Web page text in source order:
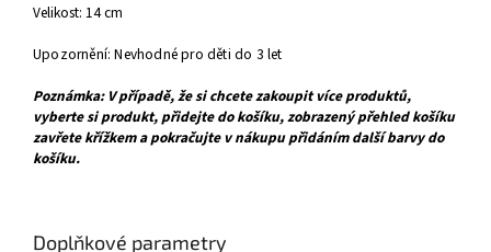
Velikost: 14cm
Upozornění: Nevhodné pro děti do 3 let
Poznámka: V případě, že si chcete zakoupit více produktů,
vyberte si produkt, přidejte do košíku, zobrazený přehled košíku
zavřete křížkem a pokračujte v nákupu přidáním další barvy do
košíku.
Doplňkové parametry